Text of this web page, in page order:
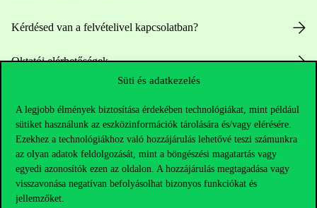
Süti és adatkezelés
A legjobb élmények biztosítása érdekében technológiákat, mint például
sütiket használunk az eszközinformációk tárolására és/vagy elérésére.
Ezekhez a technológiákhoz való hozzájárulás lehetővé teszi számunkra
az olyan adatok feldolgozását, mint a böngészési magatartás vagy
egyedi azonosítók ezen az oldalon. A hozzájárulás megtagadása vagy
visszavonása negatívan befolyásolhat bizonyos funkciókat és
jellemzőket.
Kérdésed van a felvételivel kapcsolatban?
Oktatói elérhetőségek
Sajtó:press@uni-corvinus.hu